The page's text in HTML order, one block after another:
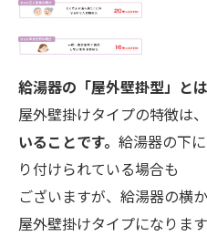
給湯器の「屋外壁掛型」と
屋外壁掛けタイプの特徴は、
いることです。 給湯器の下
り付けられている場合も
ございますが、給湯器の横
屋外壁掛けタイプになります